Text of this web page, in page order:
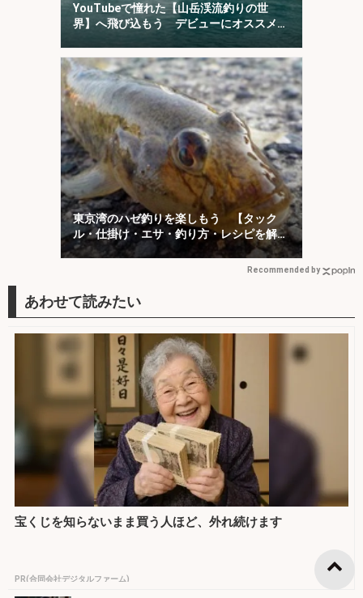
YouTubeで憧れた【山岳渓流釣りの世
界】へ飛び込もう デビューにオススメの
東京湾のハゼ釣りを楽しもう 【タック
ル・仕掛け・エサ・釣り方・レシピを解
説】
Recommended by
宝くじを知らないまま買う人ほど、外れ続けます
PR(合同会社デジタルファーム)